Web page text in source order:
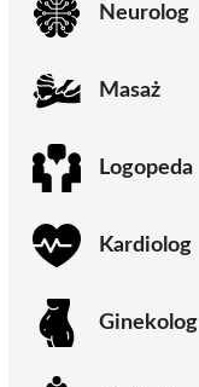
Neurolog
Masaż
Logopeda
Kardiolog
Ginekolog